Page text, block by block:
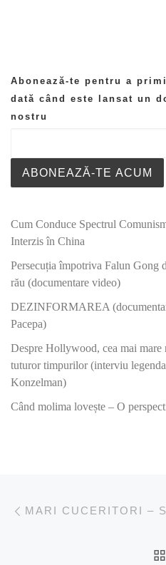
Abonează-te pentru a
dată când este lansat un
nostru
ABONEAZĂ-TE ACUM
Cum Conduce Spectrul
Interzis în China
Persecuția împotriva Falun Gong
rău (documentare video)
DEZINFORMAREA
Pacepa)
Despre Hollywood, cea mai mare
tuturor timpurilor (interviu
Konzelman)
Când molima lovește – O
Post navigation